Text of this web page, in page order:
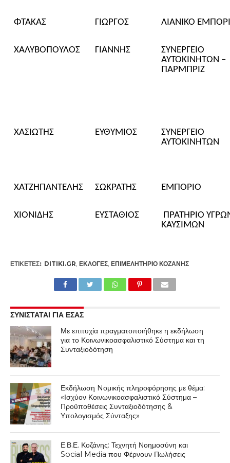
ΦΤΑΚΑΣ ΓΙΩΡΓΟΣ ΛΙΑΝΙΚΟ
ΧΑΛΥΒΟΠΟΥΛΟΣ ΓΙΑΝΝΗΣ
ΣΥΝΕΡΓΕΙΟ
ΑΥΤΟΚΙΝΗΤΩΝ –
ΠΑΡΜΠΡΙΖ
ΧΑΣΙΩΤΗΣ ΕΥΘΥΜΙΟΣ
ΣΥΝΕΡΓΕΙΟ
ΑΥΤΟΚΙΝΗΤΩΝ
ΧΑΤΖΗΠΑΝΤΕΛΗΣ ΣΩΚΡΑΤΗΣ ΕΜΠΟΡΙΟ
ΧΙΟΝΙΔΗΣ ΕΥΣΤΑΘΙΟΣ
ΠΡΑΤΗΡΙΟ
ΚΑΥΣΙΜΩΝ
ΕΤΙΚΕΤΕΣ: DITIKI.GR, ΕΚΛΟΓΈΣ, ΕΠΙΜΕΛΗΤΉΡΙΟ ΚΟΖΆΝΗΣ
ΣΥΝΙΣΤΑΤΑΙ ΓΙΑ ΕΣΑΣ
Με επιτυχία πραγματοποιήθηκε η εκδήλωση
για το Κοινωνικοασφαλιστικό Σύστημα και τη
Συνταξιοδότηση
Εκδήλωση Nομικής πληροφόρησης με θέμα:
«Ισχύον Κοινωνικοασφαλιστικό Σύστημα –
Προϋποθέσεις Συνταξιοδότησης &
Υπολογισμός Σύνταξης»
Ε.Β.Ε. Κοζάνης: Τεχνητή Νοημοσύνη και
Social Media που Φέρνουν Πωλήσεις